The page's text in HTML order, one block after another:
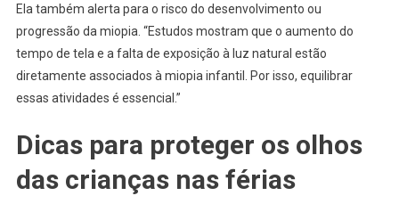
Ela também alerta para o risco do desenvolvimento ou
progressão da miopia. “Estudos mostram que o aumento do
tempo de tela e a falta de exposição à luz natural estão
diretamente associados à miopia infantil. Por isso, equilibrar
essas atividades é essencial.”
Dicas para proteger os olhos
das crianças nas férias